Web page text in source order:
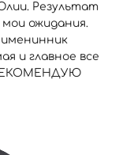
Результат
мои ожидания.
и главное все